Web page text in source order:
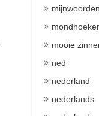
mooie
ned
nederland
nederlands